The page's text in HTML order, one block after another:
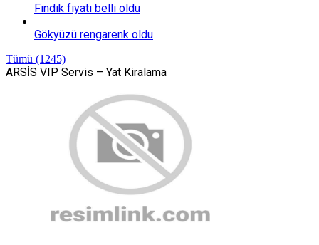
Fındık fiyatı belli oldu
Gökyüzü rengarenk oldu
Tümü (1245)
ARSİS VIP Servis – Yat Kiralama